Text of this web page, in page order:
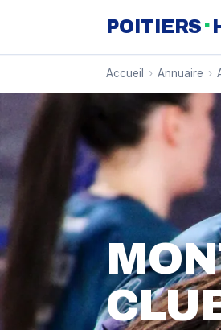
POITIERS ·
Accueil › Annuaire ›